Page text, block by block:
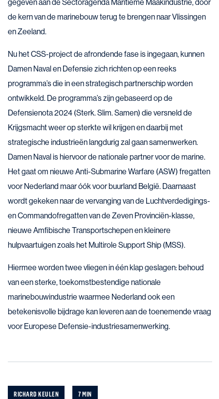
gegeven aan de Sectoragenda Maritieme Maakindustrie, door
de kern van de marinebouw terug te brengen naar Vlissingen
en Zeeland.
Nu het CSS-project de afrondende fase is ingegaan, kunnen
Damen Naval en Defensie zich richten op een reeks
programma’s die in een strategisch partnerschip worden
ontwikkeld. De programma’s zijn gebaseerd op de
Defensienota 2024 (Sterk. Slim. Samen) die versneld de
Krijgsmacht weer op sterkte wil krijgen en daarbij met
strategische industrieën langdurig zal gaan samenwerken.
Damen Naval is hiervoor de nationale partner voor de marine.
Het gaat om nieuwe Anti-Submarine Warfare (ASW) fregatten
voor Nederland maar óók voor buurland België. Daarnaast
wordt gekeken naar de vervanging van de Luchtverdedigings-
en Commandofregatten van de Zeven Provinciën-klasse,
nieuwe Amfibische Transportschepen en kleinere
hulpvaartuigen zoals het Multirole Support Ship (MSS).
Hiermee worden twee vliegen in één klap geslagen: behoud
van een sterke, toekomstbestendige nationale
marinebouwindustrie waarmee Nederland ook een
betekenisvolle bijdrage kan leveren aan de toenemende vraag
voor Europese Defensie-industriesamenwerking.
RICHARD KEULEN 7 MIN